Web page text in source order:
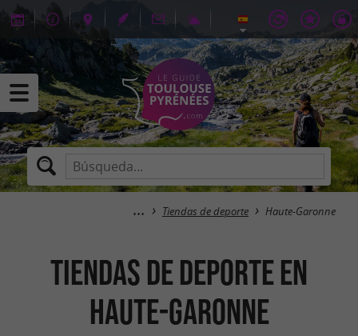
Tiendas de deporte Haute-Garonne
Tiendas de deporte en
Haute-Garonne